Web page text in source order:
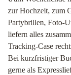
zur Hochzeit, zum
Partybrillen, Foto-
liefern alles
Tracking-Case
Bei kurzfristiger
gerne als